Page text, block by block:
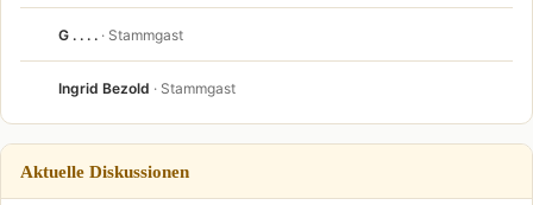
G . . . . · Stammgast
Ingrid Bezold · Stammgast
Aktuelle Diskussionen